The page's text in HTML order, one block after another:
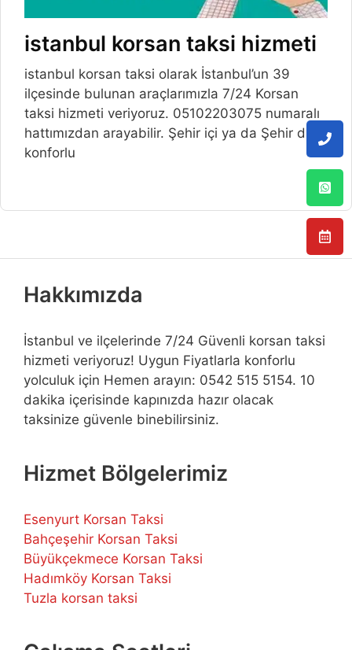
istanbul korsan taksi hizmeti
istanbul korsan taksi olarak İstanbul’un 39
ilçesinde bulunan araçlarımızla 7/24 Korsan
taksi hizmeti veriyoruz. 05102203075 numaralı
hattımızdan arayabilir. Şehir içi ya da Şehir dışı
konforlu
Hakkımızda
İstanbul ve ilçelerinde 7/24 Güvenli korsan taksi
hizmeti veriyoruz! Uygun Fiyatlarla konforlu
yolculuk için Hemen arayın: 0542 515 5154. 10
dakika içerisinde kapınızda hazır olacak
taksinize güvenle binebilirsiniz.
Hizmet Bölgelerimiz
Esenyurt Korsan Taksi
Bahçeşehir Korsan Taksi
Büyükçekmece Korsan Taksi
Hadımköy Korsan Taksi
Tuzla korsan taksi